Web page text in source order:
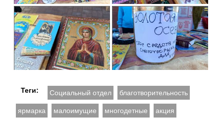
Теги: Социальный отдел благотворительность
ярмарка малоимущие многодетные акция